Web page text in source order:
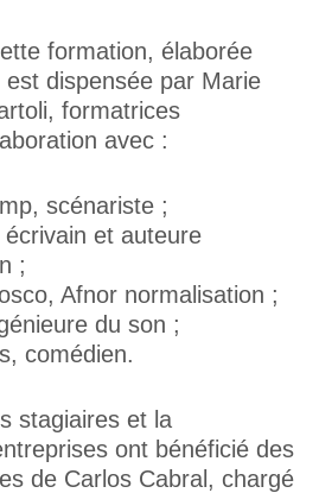
formation, élaborée
est dispensée par Marie
formatrices
avec :
scénariste ;
et auteure
;
Afnor normalisation ;
du son ;
comédien.
stagiaires et la
ont bénéficié des
de Carlos Cabral, chargé